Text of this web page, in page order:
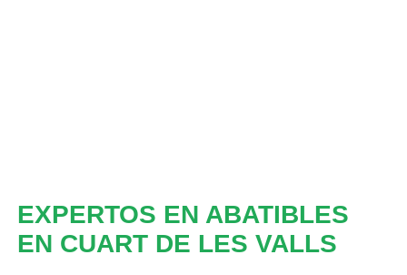
EXPERTOS EN ABATIBLES
EN CUART DE LES VALLS